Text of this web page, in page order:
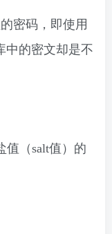
密码，即使用
中的密文却是不